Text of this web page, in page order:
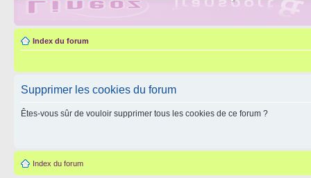
Index du forum
Supprimer les cookies du forum
Êtes-vous sûr de vouloir supprimer tous les cookies de ce forum ?
Index du forum